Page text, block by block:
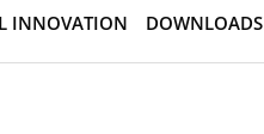
INNOVATION DOWNLOADS